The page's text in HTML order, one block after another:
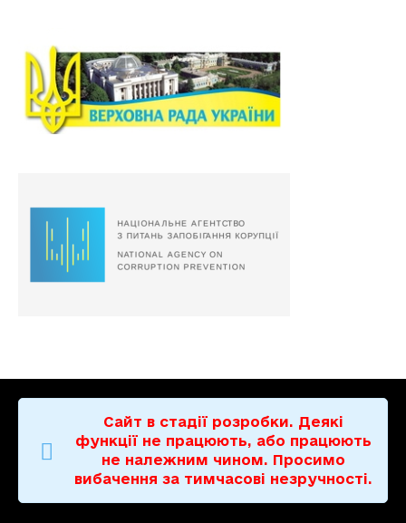
Сайт в стадії розробки. Деякі
функції не працюють, або працюють
не належним чином. Просимо
вибачення за тимчасові незручності.